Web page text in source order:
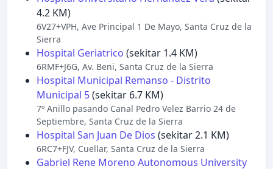
4.2 KM)
6V27+VPH, Ave Principal 1 De Mayo, Santa Cruz de la
Sierra
Hospital Geriatrico (sekitar 1.4 KM)
6RMF+J6G, Av. Beni, Santa Cruz de la Sierra
Hospital Municipal Remanso - Distrito
Municipal 5(sekitar 6.7 KM)
7º Anillo pasando Canal Pedro Velez Barrio 24 de
Septiembre, Santa Cruz de la Sierra
Hospital San Juan De Dios (sekitar 2.1 KM)
6RC7+FJV, Cuellar, Santa Cruz de la Sierra
Gabriel Rene Moreno Autonomous University